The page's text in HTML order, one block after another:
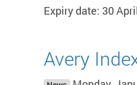
Expiry date: 30
Avery